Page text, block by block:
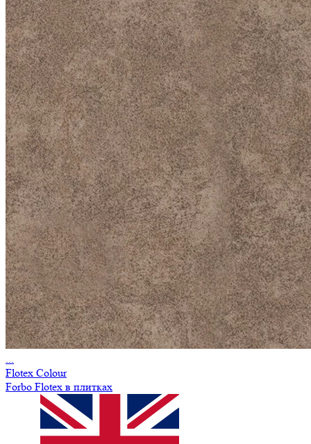
...
Flotex Colour
Forbo Flotex в плитках